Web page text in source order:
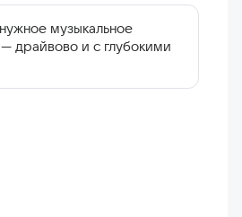
музыкальное
драйвово и с глубокими